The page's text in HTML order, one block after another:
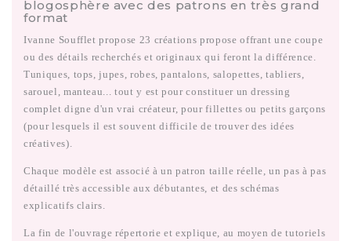
blogosphère avec des patrons en très grand
format
Ivanne Soufflet propose 23 créations propose offrant une coupe
ou des détails recherchés et originaux qui feront la différence.
Tuniques, tops, jupes, robes, pantalons, salopettes, tabliers,
sarouel, manteau... tout y est pour constituer un dressing
complet digne d'un vrai créateur, pour fillettes ou petits garçons
(pour lesquels il est souvent difficile de trouver des idées
créatives).
Chaque modèle est associé à un patron taille réelle, un pas à pas
détaillé très accessible aux débutantes, et des schémas
explicatifs clairs.
La fin de l'ouvrage répertorie et explique, au moyen de tutoriels